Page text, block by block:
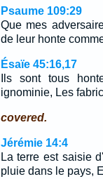
Psaume 109:29
Que mes
de leur honte
Ésaïe 45:16,17
Ils sont tous
ignominie, Les
covered.
Jérémie 14:4
La terre est saisie
pluie dans le pays,